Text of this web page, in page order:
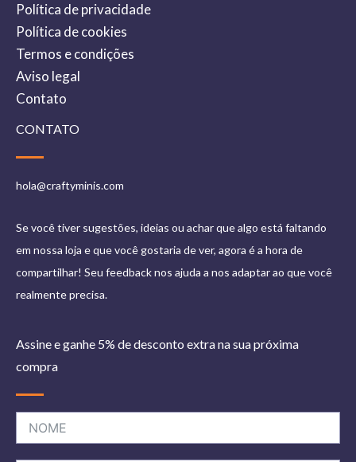
Política de privacidade
Política de cookies
Termos e condições
Aviso legal
Contato
CONTATO
hola@craftyminis.com
Se você tiver sugestões, ideias ou achar que algo está faltando
em nossa loja e que você gostaria de ver, agora é a hora de
compartilhar! Seu feedback nos ajuda a nos adaptar ao que você
realmente precisa.
Assine e ganhe 5% de desconto extra na sua próxima
compra